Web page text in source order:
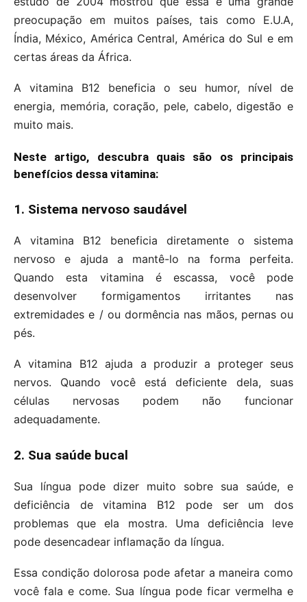
preocupação em muitos países, tais como E.U.A,
Índia, México, América Central, América do Sul e em
certas áreas da África.
A vitamina B12 beneficia o seu humor, nível de
energia, memória, coração, pele, cabelo, digestão e
muito mais.
Neste artigo, descubra quais são os principais
benefícios dessa vitamina:
1. Sistema nervoso saudável
A vitamina B12 beneficia diretamente o sistema
nervoso e ajuda a mantê-lo na forma perfeita.
Quando esta vitamina é escassa, você pode
desenvolver formigamentos irritantes nas
extremidades e / ou dormência nas mãos, pernas ou
pés.
A vitamina B12 ajuda a produzir a proteger seus
nervos. Quando você está deficiente dela, suas
células nervosas podem não funcionar
adequadamente.
2. Sua saúde bucal
Sua língua pode dizer muito sobre sua saúde, e
deficiência de vitamina B12 pode ser um dos
problemas que ela mostra. Uma deficiência leve
pode desencadear inflamação da língua.
Essa condição dolorosa pode afetar a maneira como
você fala e come. Sua língua pode ficar vermelha e